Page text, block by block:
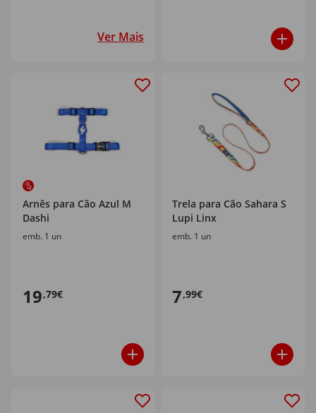
Ver Mais
Arnês para Cão Azul M
Dashi
emb. 1 un
19,79€
Trela para Cão Sahara S
Lupi Linx
emb. 1 un
7,99€